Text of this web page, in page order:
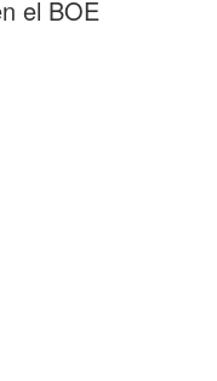
el BOE